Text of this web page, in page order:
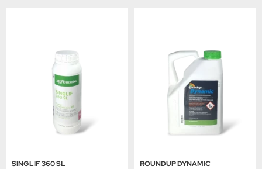
SINGLIF 360 SL ROUNDUP DYNAMIC